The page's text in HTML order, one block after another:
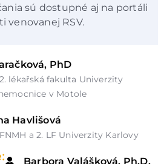
sú dostupné aj na portáli
venovanej RSV.
PhD
lékařská fakulta Univerzity
v Motole
Havlišová
a 2. LF Univerzity Karlovy
Barbora Valášková, Ph.D.